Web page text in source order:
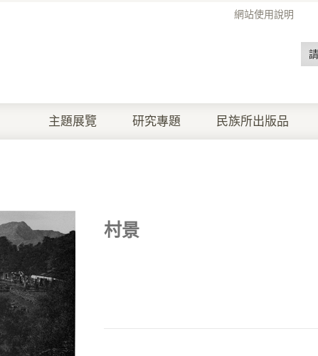
網站使用說明
主題展覽 研究專題 民族所出版品
村景